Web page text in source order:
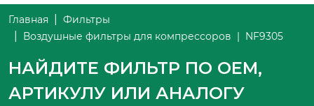
Главная
Фильтры
Воздушные фильтры для компрессоров
NF9305
НАЙДИТЕ ФИЛЬТР ПО OEM,
АРТИКУЛУ ИЛИ АНАЛОГУ